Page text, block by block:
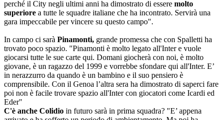
perché il City negli ultimi anni ha dimostrato di essere molto
superiore a tutte le squadre italiane che ha incontrato. Servirà una
gara impeccabile per vincere su questo campo".
In campo ci sarà Pinamonti, grande promessa che con Spalletti ha
trovato poco spazio. "Pinamonti è molto legato all'Inter e vuole
giocarsi tutte le sue carte qui. Domani giocherà con noi, è molto
giovane, è un ragazzo del 1999 e vorrebbe sfondare qui all'Inter. E’
in nerazzurro da quando è un bambino e il suo pensiero è
comprensibile. Con il Genoa l’altra sera ha dimostrato di saperci fare
poi non è facile trovare spazio all'Inter con giocatori come Icardi ed
Eder"
C'è anche Colidio in futuro sarà in prima squadra? "E’ appena